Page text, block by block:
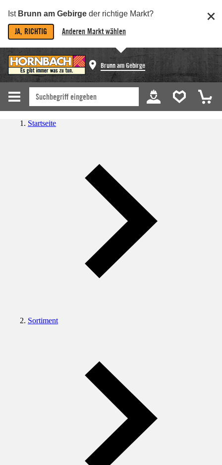
Ist Brunn am Gebirge der richtige Markt?
JA, RICHTIG Anderen Markt wählen
Brunn am Gebirge
Startseite
Sortiment